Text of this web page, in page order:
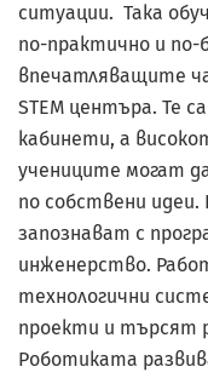
ситуации. Така
по-практично и по-
впечатляващите
STEM центъра. Те
кабинети, а
учениците могат
по собствени
запознават с
инженерство.
технологични
проекти и търсят
Роботиката